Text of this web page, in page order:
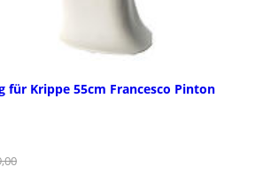
für Krippe 55cm Francesco Pinton